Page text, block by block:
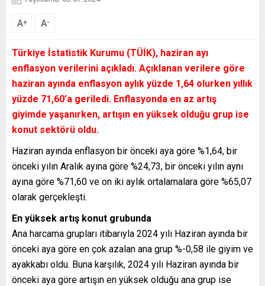
A+ A-
Türkiye İstatistik Kurumu (TÜİK), haziran ayı
enflasyon verilerini açıkladı. Açıklanan verilere göre
haziran ayında enflasyon aylık yüzde 1,64 olurken yıllık
yüzde 71,60’a geriledi. Enflasyonda en az artış
giyimde yaşanırken, artışın en yüksek olduğu grup ise
konut sektörü oldu.
Haziran ayında enflasyon bir önceki aya göre %1,64, bir
önceki yılın Aralık ayına göre %24,73, bir önceki yılın aynı
ayına göre %71,60 ve on iki aylık ortalamalara göre %65,07
olarak gerçekleşti.
En yüksek artış konut grubunda
Ana harcama grupları itibarıyla 2024 yılı Haziran ayında bir
önceki aya göre en çok azalan ana grup %-0,58 ile giyim ve
ayakkabı oldu. Buna karşılık, 2024 yılı Haziran ayında bir
önceki aya göre artışın en yüksek olduğu ana grup ise